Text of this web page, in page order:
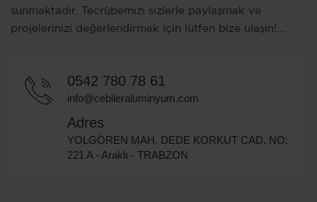
sunmaktadır. Tecrübemizi sizlerle paylaşmak ve
projelerinizi değerlendirmek için lütfen bize ulaşın!...
0542 780 78 61
info@cebileraluminyum.com
Adres
YOLGÖREN MAH. DEDE KORKUT CAD. NO:
221 A - Araklı - TRABZON